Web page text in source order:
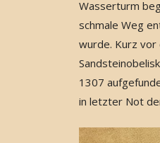
Wasserturm
schmale Weg
wurde. Kurz
1307
in letzter Not